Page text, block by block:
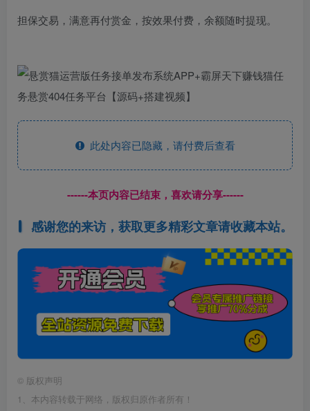
担保交易，满意再付赏金，按效果付费，余额随时提现。
此处内容已隐藏，请付费后查看
------本页内容已结束，喜欢请分享------
感谢您的来访，获取更多精彩文章请收藏本站。
© 版权声明
1、本内容转载于网络，版权归原作者所有！